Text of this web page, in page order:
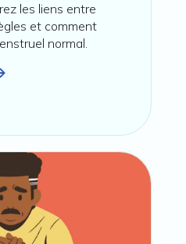
les liens entre
et comment
normal.